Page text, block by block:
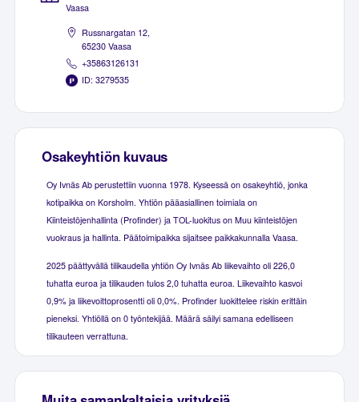
Vaasa
Russnargatan 12,
65230 Vaasa
+35863126131
ID: 3279535
Osakeyhtiön kuvaus
Oy Ivnäs Ab perustettiin vuonna 1978. Kyseessä on osakeyhtiö, jonka
kotipaikka on Korsholm. Yhtiön pääasiallinen toimiala on
Kiinteistöjenhallinta (Profinder) ja TOL-luokitus on Muu kiinteistöjen
vuokraus ja hallinta. Päätoimipaikka sijaitsee paikkakunnalla Vaasa.
2025 päättyvällä tilikaudella yhtiön Oy Ivnäs Ab liikevaihto oli 226,0
tuhatta euroa ja tilikauden tulos 2,0 tuhatta euroa. Liikevaihto kasvoi
0,9% ja liikevoittoprosentti oli 0,0%. Profinder luokittelee riskin erittäin
pieneksi. Yhtiöllä on 0 työntekijää. Määrä säilyi samana edelliseen
tilikauteen verrattuna.